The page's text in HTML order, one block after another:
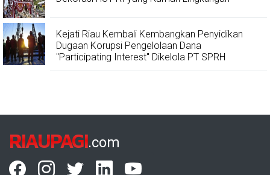
Kejati Riau Kembali Kembangkan Penyidikan
Dugaan Korupsi Pengelolaan Dana
"Participating Interest" Dikelola PT SPRH
RIAUPAGI.com